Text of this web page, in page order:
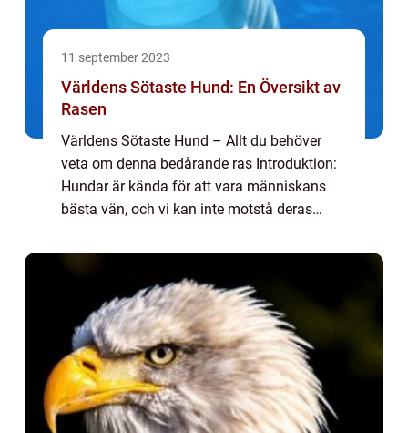
11 september 2023
Världens Sötaste Hund: En Översikt av
Rasen
Världens Sötaste Hund – Allt du behöver
veta om denna bedårande ras Introduktion:
Hundar är kända för att vara människans
bästa vän, och vi kan inte motstå deras
egentligen den sötaste? I denna artikel